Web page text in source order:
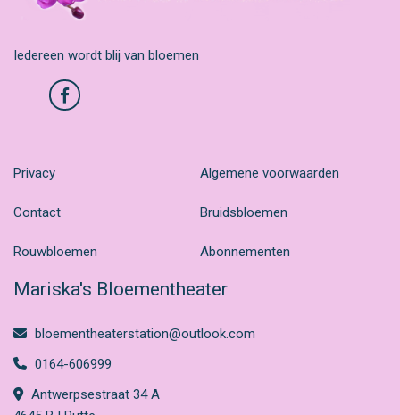
Iedereen wordt blij van bloemen
Privacy Algemene voorwaarden
Contact Bruidsbloemen
Rouwbloemen Abonnementen
Mariska's Bloementheater
bloementheaterstation@outlook.com
0164-606999
Antwerpsestraat 34 A